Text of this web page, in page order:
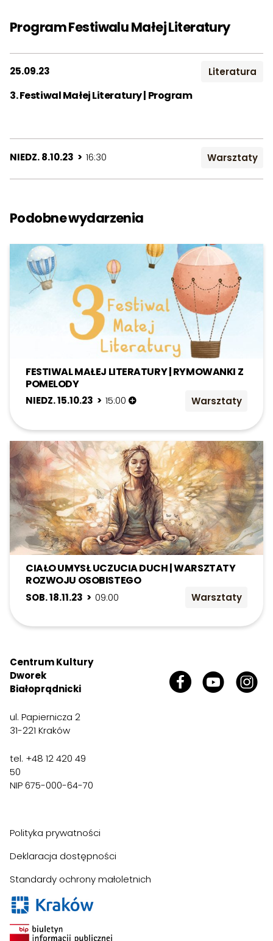
Program Festiwalu Małej Literatury
3. Festiwal Małej Literatury | Program
25.09.23 Literatura
NIEDZ. 8.10.23 > 16:30 Warsztaty
Podobne wydarzenia
FESTIWAL MAŁEJ LITERATURY | RYMOWANKI Z
POMELODY
NIEDZ. 15.10.23 > 15:00 Warsztaty
CIAŁO UMYSŁ UCZUCIA DUCH | WARSZTATY
ROZWOJU OSOBISTEGO
SOB. 18.11.23 > 09:00 Warsztaty
Centrum Kultury
Dworek
Białoprądnicki
ul. Papiernicza 2
31-221 Kraków
tel. +48 12 420 49
50
NIP 675-000-64-70
Polityka prywatności
Deklaracja dostępności
Standardy ochrony małoletnich